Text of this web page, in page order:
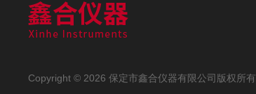
Copyright © 2026 保定市鑫合仪器有限公司版权所有